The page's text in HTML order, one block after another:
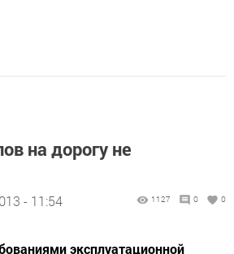
на дорогу не
- 11:54 1127 0 0
эксплуатационной